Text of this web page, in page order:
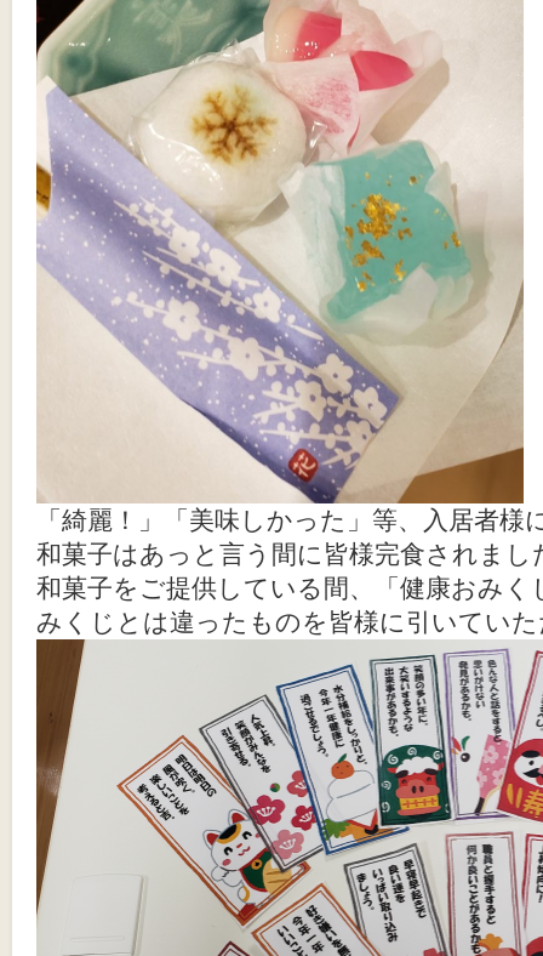
「綺麗！」「美味しかった」等、入居者
和菓子はあっと言う間に皆様完食されまし
和菓子をご提供している間、「健康おみ
みくじとは違ったものを皆様に引いてい